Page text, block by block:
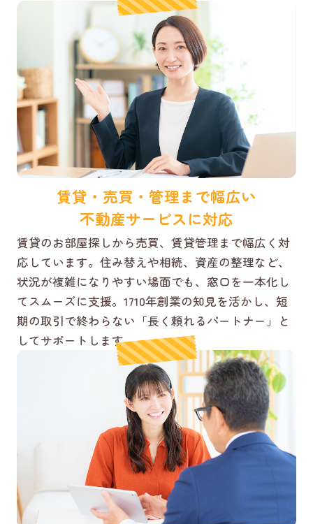
賃貸・売買・管理まで幅広い
不動産サービスに対応
賃貸のお部屋探しから売買、賃貸管理まで幅広く対
応しています。住み替えや相続、資産の整理など、
状況が複雑になりやすい場面でも、窓口を一本化し
てスムーズに支援。1710年創業の知見を活かし、短
期の取引で終わらない「長く頼れるパートナー」と
してサポートします。